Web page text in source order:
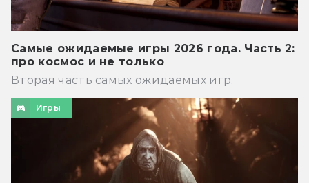
Самые ожидаемые игры 2026 года. Часть 2:
про космос и не только
Вторая часть самых ожидаемых игр.
Игры